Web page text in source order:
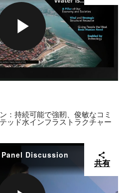
D
E
O
Y
V
I
D
P
A
：持続可能で強靭、俊敏なコミ
ッド水インフラストラクチャー
Discussion
共有